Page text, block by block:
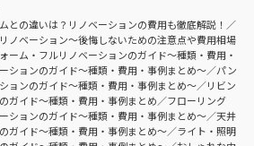
との違いは？リノベーションの費用も徹底解説！
ノベーション〜後悔しないための注意点や費用相場
ーム・フルリノベーションのガイド〜種類・費用・
ションのガイド〜種類・費用・事例まとめ〜
パン
ョンのガイド〜種類・費用・事例まとめ〜
リビン
ガイド〜種類・費用・事例まとめ
フローリング
ションのガイド〜種類・費用・事例まとめ〜
天井
ガイド〜種類・費用・事例まとめ〜
ライト・照明